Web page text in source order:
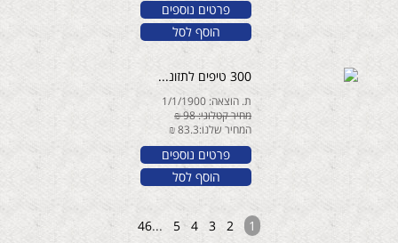
פרטים נוספים
הוסף לסל
300 טיפים לתזונ...
ת. הוצאה: 1/1/1900
מחיר קטלוגי: 98 ₪
המחיר שלנו:83.3 ₪
פרטים נוספים
הוסף לסל
1
2
3
4
5
...
46